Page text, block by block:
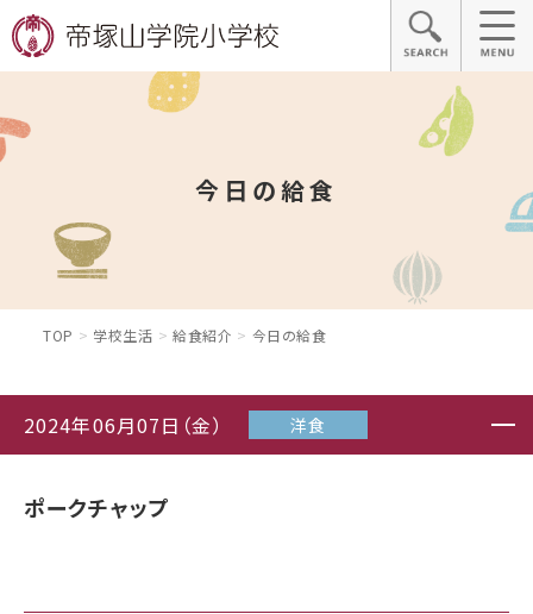
今日の給食
TOP 学校生活 給食紹介 今日の給食
2024年06月07日（金） 洋食
ポークチャップ